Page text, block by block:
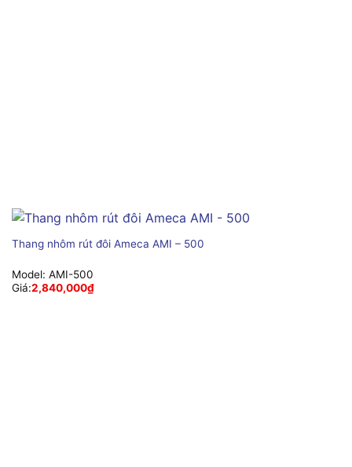
Thang nhôm rút đôi Ameca AMI – 500
Model: AMI-500
Giá:2,840,000₫